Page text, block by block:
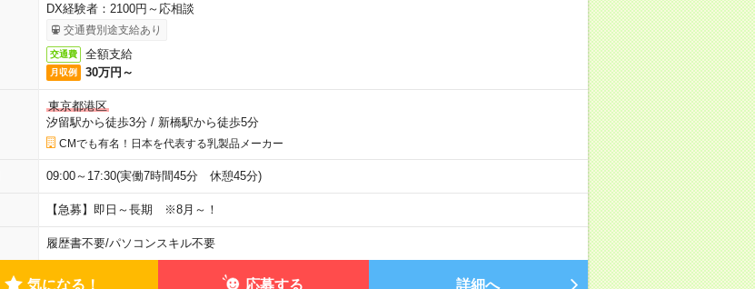
DX経験者：2100円～応相談
交通費別途支給あり
交通費 全額支給
月収例 30万円～
東京都港区
汐留駅から徒歩3分/ 新橋駅から徒歩5分
CMでも有名！日本を代表する乳製品メーカー
09:00～17:30(実働7時間45分 休憩45分)
【急募】即日～長期 ※8月～！
履歴書不要/パソコンスキル不要
気になる！ 応募する 詳細へ